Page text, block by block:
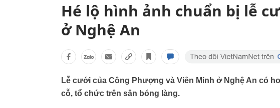
Hé lộ hình ảnh chuẩn bị lễ
ở Nghệ An
Lễ cưới của Công Phượng và Viên Minh ở Nghệ An có
cỗ, tổ chức trên sân bóng làng.